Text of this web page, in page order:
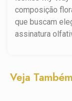
composição
que buscam
assinatura
Veja